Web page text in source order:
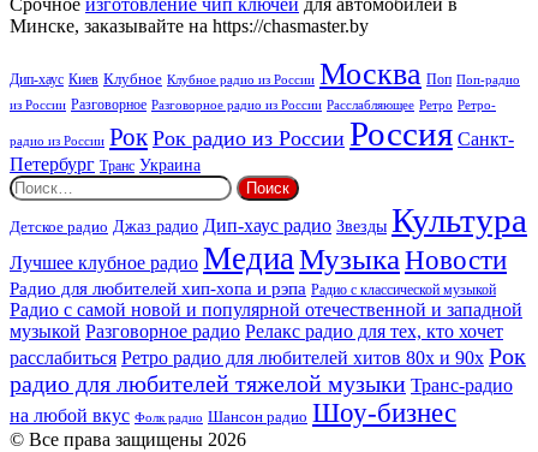
Срочное изготовление чип ключей для автомобилей в
Минске, заказывайте на https://chasmaster.by
Дип-хаус Киев Клубное Клубное радио из России Москва Поп Поп-радио
из России Разговорное Разговорное радио из России Расслабляющее Ретро Ретро-
радио из России Рок Рок радио из России Россия Санкт-
Петербург Транс Украина
Найти:
Детское радио Джаз радио Дип-хаус радио Звезды Культура
Лучшее клубное радио МедиаМузыкаНовости
Радио для любителей хип-хопа и рэпа Радио с классической музыкой
Радио с самой новой и популярной отечественной и западной
музыкой Разговорное радио Релакс радио для тех, кто хочет
расслабиться Ретро радио для любителей хитов 80х и 90х Рок
радио для любителей тяжелой музыки Транс-радио
на любой вкус Фолк радио Шансон радио Шоу-бизнес
© Все права защищены 2026